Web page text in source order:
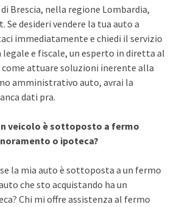
Brescia, nella regione Lombardia,
Se desideri vendere la tua auto a
immediatamente e chiedi il servizio
legale e fiscale, un esperto in diretta al
attuare soluzioni inerente alla
amministrativo auto, avrai la
dati pra.
veicolo è sottoposto a fermo
o ipoteca?
la mia auto è sottoposta a un fermo
che sto acquistando ha un
Chi mi offre assistenza al fermo